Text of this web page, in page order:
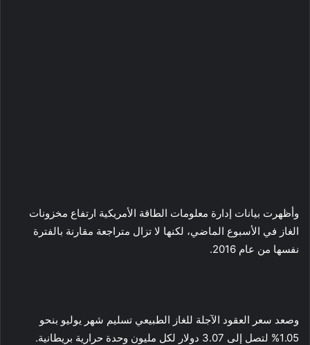
وأظهرت بيانات إدارة معلومات الطاقة الأمريكية ارتفاع مخزونات
الغاز في الأسبوع الماضي، لكنها لا تزال متراجعة مقارنة بالفترة
نفسها من عام 2016.
وصعد سعر العقود الآجلة للغاز الطبيعي تسليم شهر يوليو بنحو
1.05% لتصل إلى 3.07 دولار لكل مليون وحدة حرارية بريطانية.